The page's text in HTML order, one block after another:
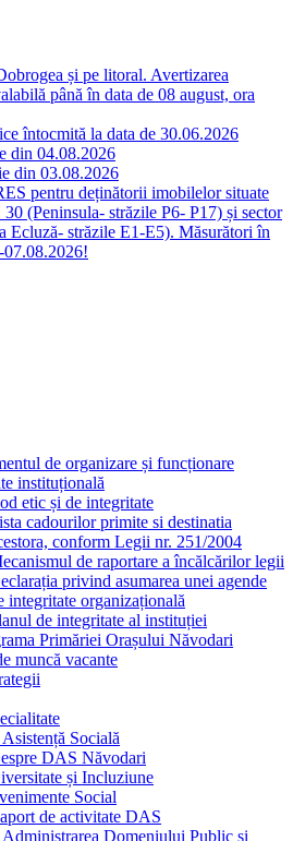
și pe litoral. Avertizarea
până în data de 08 august, ora
întocmită la data de 30.06.2026
din 04.08.2026
din 03.08.2026
pentru deținătorii imobilelor situate
30 (Peninsula- străzile P6- P17) și sector
Ecluză- străzile E1-E5). Măsurători în
07.08.2026!
de organizare și funcționare
instituțională
etic și de integritate
cadourilor primite si destinatia
conform Legii nr. 251/2004
de raportare a încălcărilor legii
privind asumarea unei agende
integritate organizațională
de integritate al instituției
Primăriei Orașului Năvodari
muncă vacante
Socială
DAS Năvodari
și Incluziune
Social
de activitate DAS
Domeniului Public și